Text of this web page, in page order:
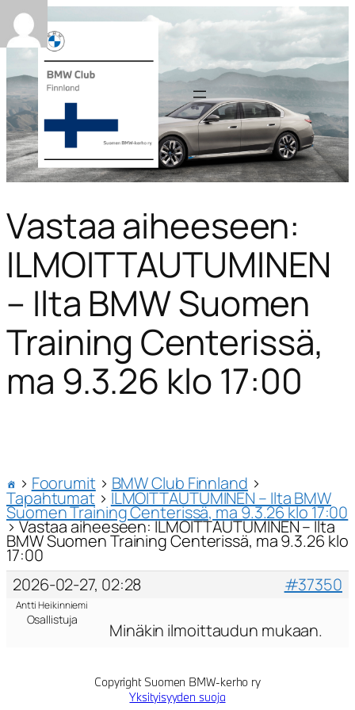
Vastaa aiheeseen:
ILMOITTAUTUMINEN
– Ilta BMW Suomen
Training Centerissä,
ma 9.3.26 klo 17:00
› Foorumit › BMW Club Finnland ›
Tapahtumat › ILMOITTAUTUMINEN – Ilta BMW
Suomen Training Centerissä, ma 9.3.26 klo 17:00
›Vastaa aiheeseen: ILMOITTAUTUMINEN – Ilta
BMW Suomen Training Centerissä, ma 9.3.26 klo
17:00
2026-02-27, 02:28
#37350
Antti Heikinniemi
Osallistuja
Minäkin ilmoittaudun mukaan.
Copyright Suomen BMW-kerho ry
Yksityisyyden suoja